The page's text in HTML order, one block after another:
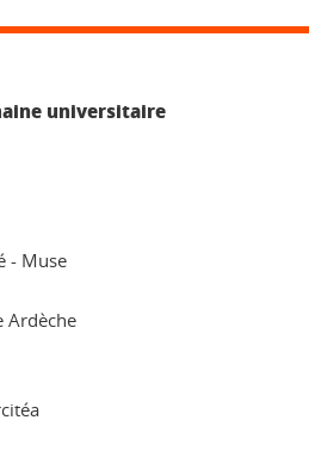
universitaire
- Muse
Ardèche